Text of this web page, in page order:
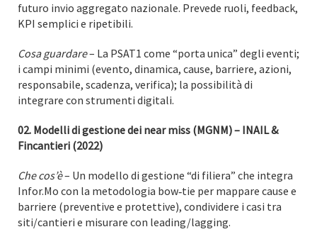
futuro invio aggregato nazionale. Prevede ruoli, feedback,
KPI semplici e ripetibili.
Cosa guardare– La PSAT1 come “porta unica” degli eventi;
i campi minimi (evento, dinamica, cause, barriere, azioni,
responsabile, scadenza, verifica); la possibilità di
integrare con strumenti digitali.
02. Modelli di gestione dei near miss (MGNM) – INAIL &
Fincantieri (2022)
Che cos’è– Un modello di gestione “di filiera” che integra
Infor.Mo con la metodologia bow‑tie per mappare cause e
barriere (preventive e protettive), condividere i casi tra
siti/cantieri e misurare con leading/lagging.